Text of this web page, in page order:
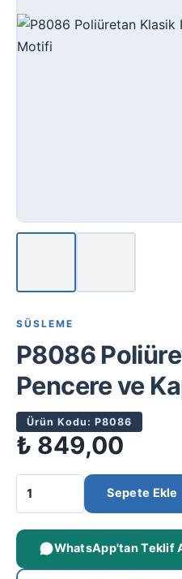
SÜSLEME
P8086
Pencere ve
Ürün Kodu: P8086
₺ 849,00
Sepete Ekle
WhatsApp'tan Teklif